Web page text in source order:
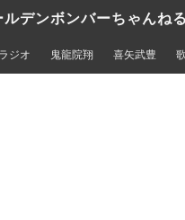
ルデンボンバーちゃんね
ラジオ 鬼龍院翔 喜矢武豊